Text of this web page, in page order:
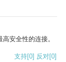
安全性的连接。
支持[0] 反对[0]